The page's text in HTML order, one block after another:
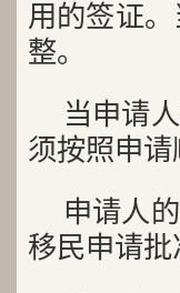
用的签证
整。
当申请
须按照申
申请人
移民申请批